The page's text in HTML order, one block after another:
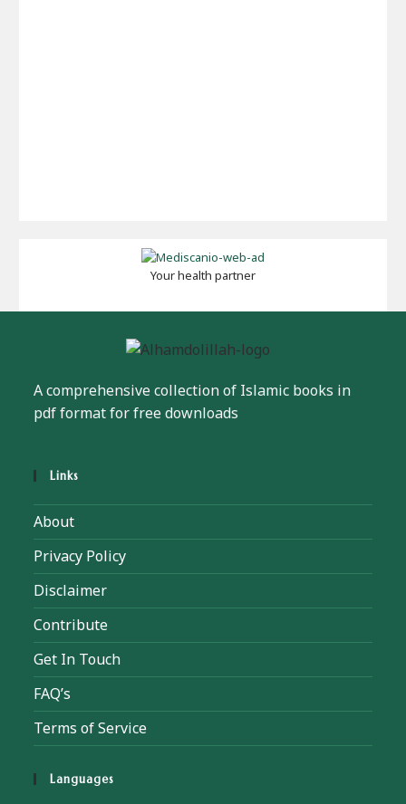
Your health partner
A comprehensive collection of Islamic books in
pdf format for free downloads
Links
About
Privacy Policy
Disclaimer
Contribute
Get In Touch
FAQ’s
Terms of Service
Languages